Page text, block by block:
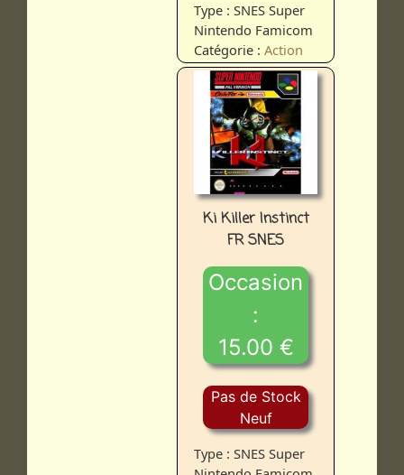
Type : SNES Super
Nintendo Famicom
Catégorie :Action
Ki Killer Instinct
FR SNES
Occasion
:
15.00 €
Pas de Stock
Neuf
Type : SNES Super